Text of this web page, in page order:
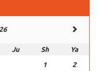
Ju Sh
Ya
1
2